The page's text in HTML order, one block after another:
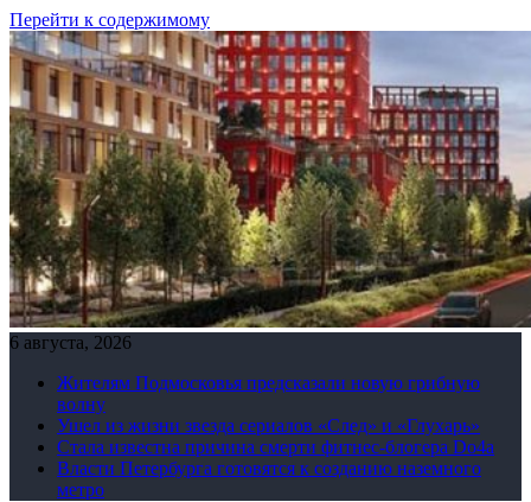
Перейти к содержимому
6 августа, 2026
Жителям Подмосковья предсказали новую грибную
волну
Ушел из жизни звезда сериалов «След» и «Глухарь»
Стала известна причина смерти фитнес-блогера Do4а
Власти Петербурга готовятся к созданию наземного
метро